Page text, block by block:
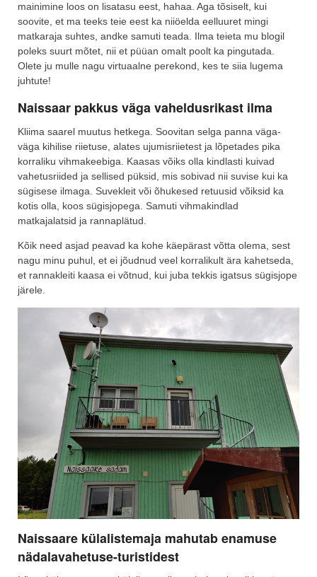
mainimine loos on lisatasu eest, hahaa. Aga tõsiselt, kui
soovite, et ma teeks teie eest ka niiöelda eelluuret mingi
matkaraja suhtes, andke samuti teada. Ilma teieta mu blogil
poleks suurt mõtet, nii et püüan omalt poolt ka pingutada.
Olete ju mulle nagu virtuaalne perekond, kes te siia lugema
juhtute!
Naissaar pakkus väga vaheldusrikast ilma
Kliima saarel muutus hetkega. Soovitan selga panna väga-
väga kihilise riietuse, alates ujumisriietest ja lõpetades pika
korraliku vihmakeebiga. Kaasas võiks olla kindlasti kuivad
vahetusriided ja sellised püksid, mis sobivad nii suvise kui ka
sügisese ilmaga. Suvekleit või õhukesed retuusid võiksid ka
kotis olla, koos sügisjopega. Samuti vihmakindlad
matkajalatsid ja rannaplätud.
Kõik need asjad peavad ka kohe käepärast võtta olema, sest
nagu minu puhul, et ei jõudnud veel korralikult ära kahetseda,
et rannakleiti kaasa ei võtnud, kui juba tekkis igatsus sügisjope
järele.
Naissaare külalistemaja mahutab enamuse
nädalavahetuse-turistidest